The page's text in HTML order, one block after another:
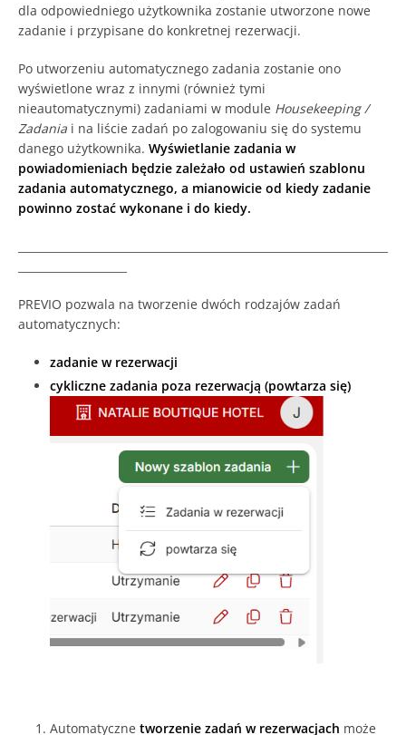
dla odpowiedniego użytkownika zostanie utworzone nowe
zadanie i przypisane do konkretnej rezerwacji.
Po utworzeniu automatycznego zadania zostanie ono
wyświetlone wraz z innymi (również tymi
nieautomatycznymi) zadaniami w module Housekeeping /
Zadania i na liście zadań po zalogowaniu się do systemu
danego użytkownika. Wyświetlanie zadania w
powiadomieniach będzie zależało od ustawień szablonu
zadania automatycznego, a mianowicie od kiedy zadanie
powinno zostać wykonane i do kiedy.
PREVIO pozwala na tworzenie dwóch rodzajów zadań
automatycznych:
zadanie w rezerwacji
cykliczne zadania poza rezerwacją (powtarza się)
Automatyczne tworzenie zadań w rezerwacjach może